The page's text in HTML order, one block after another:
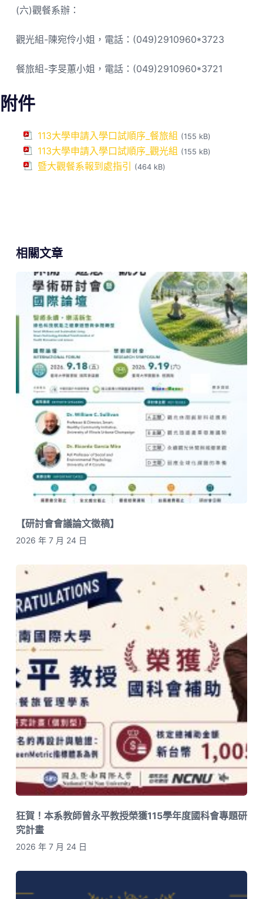
(六)觀餐系辦：
觀光組-陳宛伶小姐，電話：(049)2910960*3723
餐旅組-李旻蕙小姐，電話：(049)2910960*3721
附件
113大學申請入學口試順序_餐旅組 (155 kB)
113大學申請入學口試順序_觀光組 (155 kB)
暨大觀餐系報到處指引 (464 kB)
相關文章
【研討會會議論文徵稿】
2026 年 7 月 24 日
狂賀！本系教師曾永平教授榮獲115學年度國科會專題研
究計畫
2026 年 7 月 24 日